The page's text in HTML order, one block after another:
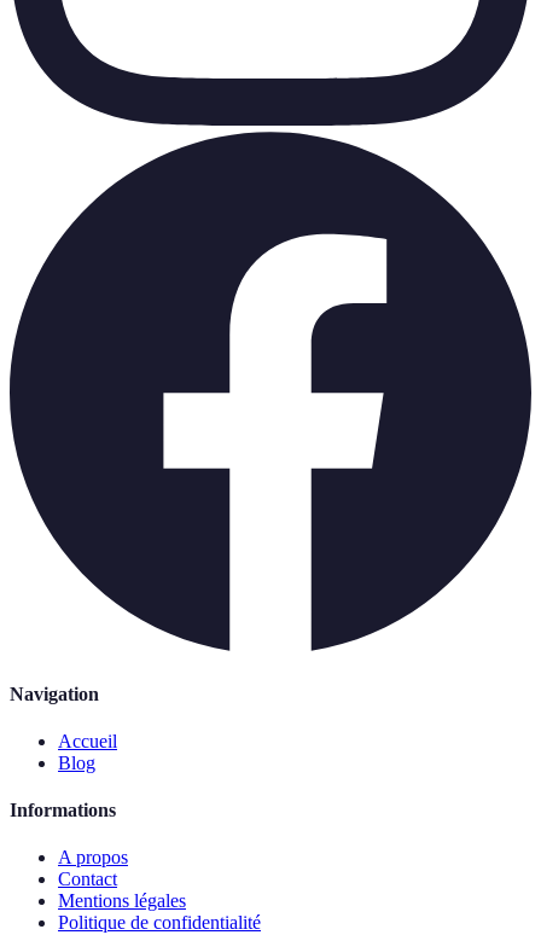
Navigation
Accueil
Blog
Informations
A propos
Contact
Mentions légales
Politique de confidentialité